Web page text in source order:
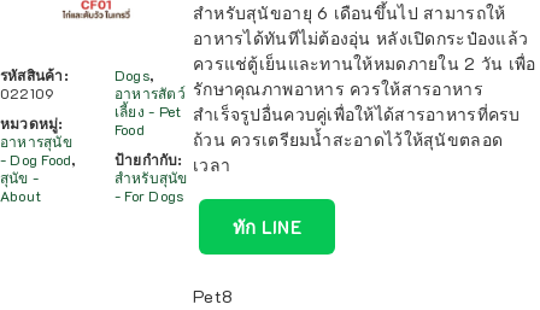
รหัสสินค้า:
022109
หมวดหมู่:
อาหารสุนัข
- Dog Food,
สุนัข -
About
Dogs,
อาหารสัตว์
เลี้ยง - Pet
Food
ป้ายกำกับ:
สำหรับสุนัข
- For Dogs
สำหรับสุนัขอายุ 6 เดือนขึ้นไป สามารถให้
อาหารได้ทันทีไม่ต้องอุ่น หลังเปิดกระป๋องแล้ว
ควรแช่ตู้เย็นและทานให้หมดภายใน 2 วัน เพื่อ
รักษาคุณภาพอาหาร ควรให้สารอาหาร
สำเร็จรูปอื่นควบคู่เพื่อให้ได้สารอาหารที่ครบ
ถ้วน ควรเตรียมน้ำสะอาดไว้ให้สุนัขตลอด
เวลา
ทัก LINE
Pet8